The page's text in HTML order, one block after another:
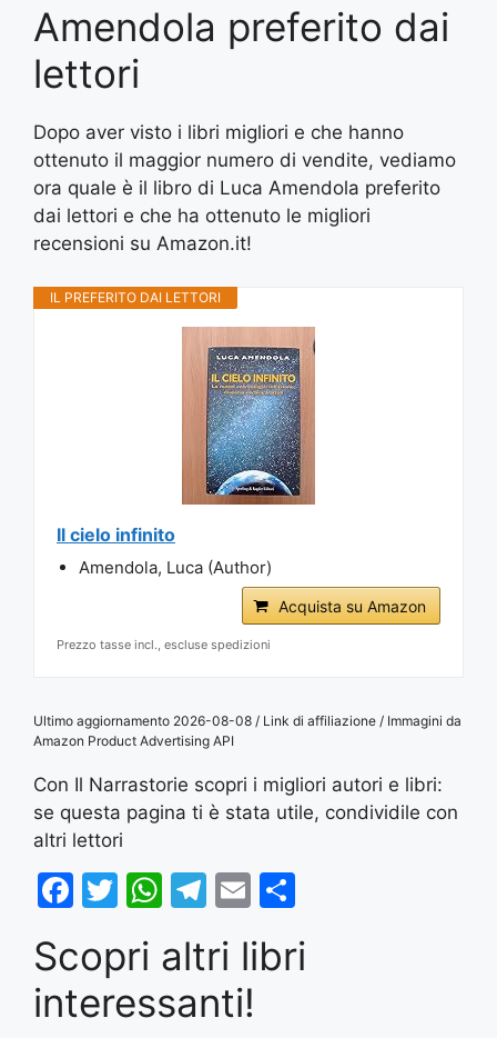
Amendola preferito dai
lettori
Dopo aver visto i libri migliori e che hanno
ottenuto il maggior numero di vendite, vediamo
ora quale è il libro di Luca Amendola preferito
dai lettori e che ha ottenuto le migliori
recensioni su Amazon.it!
IL PREFERITO DAI LETTORI
Il cielo infinito
Amendola, Luca (Author)
Acquista su Amazon
Prezzo tasse incl., escluse spedizioni
Ultimo aggiornamento 2026-08-08 / Link di affiliazione / Immagini da
Amazon Product Advertising API
Con Il Narrastorie scopri i migliori autori e libri:
se questa pagina ti è stata utile, condividile con
altri lettori
F
c
e
T
itt
er
W
at
s
T
e
gr
E
ai
l
ar
Scopri altri libri
interessanti!